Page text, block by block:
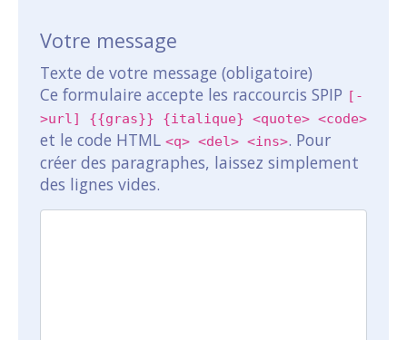
Votre message
Texte de votre message (obligatoire)
Ce formulaire accepte les raccourcis SPIP [-
>url] {{gras}} {italique} <quote> <code>
et le code HTML <q> <del> <ins>. Pour
créer des paragraphes, laissez simplement
des lignes vides.